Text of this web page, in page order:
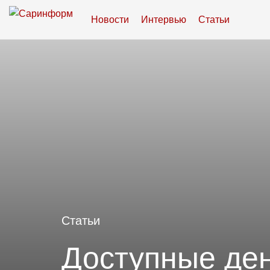
Новости Интервью Статьи
Статьи
Доступные